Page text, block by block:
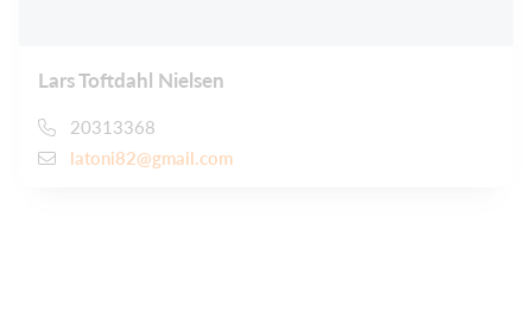
Lars Toftdahl Nielsen
20313368
latoni82@gmail.com